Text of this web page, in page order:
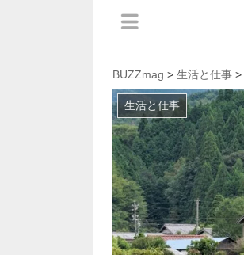
BUZZmag > 生活と仕事 >
生活と仕事